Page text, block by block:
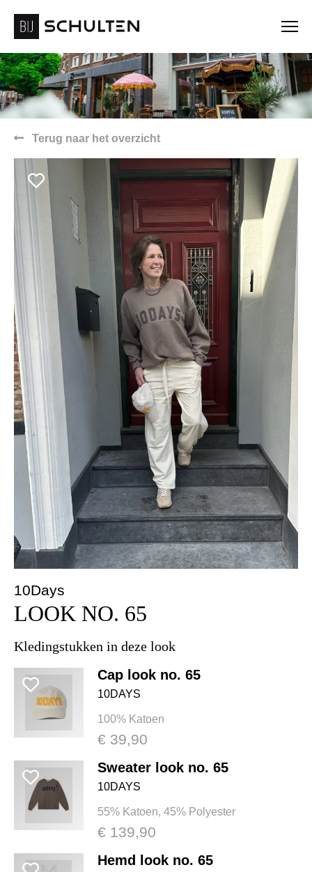
Terug naar het overzicht
10Days
LOOK NO. 65
Kledingstukken in deze look
Cap look no. 65
10DAYS
100% Katoen
€ 39,90
Sweater look no. 65
10DAYS
55% Katoen, 45% Polyester
€ 139,90
Hemd look no. 65